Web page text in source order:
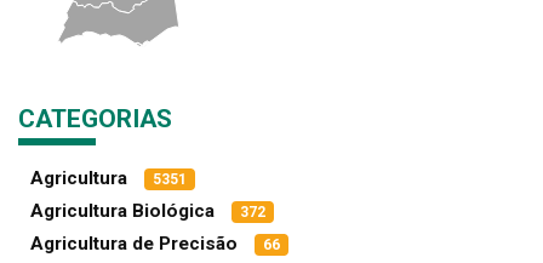
CATEGORIAS
Agricultura 5351
Agricultura Biológica 372
Agricultura de Precisão 66